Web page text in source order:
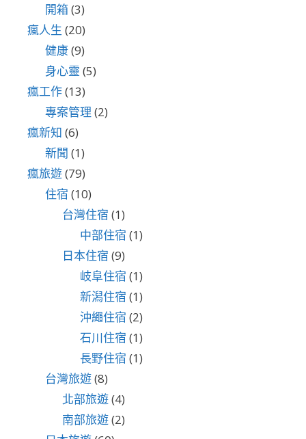
開箱(3)
瘋人生 (20)
健康(9)
身心靈 (5)
瘋工作(13)
專案管理 (2)
瘋新知 (6)
新聞 (1)
瘋旅遊(79)
住宿 (10)
台灣住宿 (1)
中部住宿 (1)
日本住宿 (9)
岐阜住宿 (1)
新潟住宿 (1)
沖繩住宿 (2)
石川住宿 (1)
長野住宿 (1)
台灣旅遊(8)
北部旅遊(4)
南部旅遊(2)